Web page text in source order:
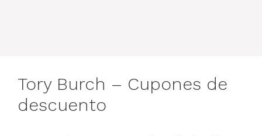
Tory Burch – Cupones de
descuento